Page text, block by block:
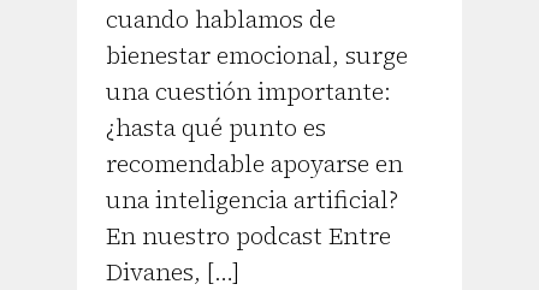
cuando hablamos de
bienestar emocional, surge
una cuestión importante:
¿hasta qué punto es
recomendable apoyarse en
una inteligencia artificial?
En nuestro podcast Entre
Divanes, […]